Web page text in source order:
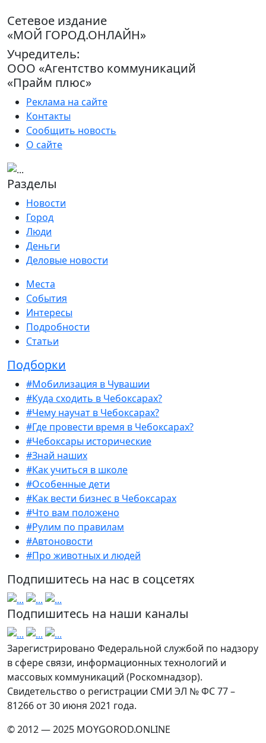
Сетевое издание
«МОЙ ГОРОД.ОНЛАЙН»
Учредитель:
ООО «Агентство коммуникаций
«Прайм плюс»
Реклама на сайте
Контакты
Сообщить новость
О сайте
Разделы
Новости
Город
Люди
Деньги
Деловые новости
Места
События
Интересы
Подробности
Статьи
Подборки
#Мобилизация в Чувашии
#Куда сходить в Чебоксарах?
#Чему научат в Чебоксарах?
#Где провести время в Чебоксарах?
#Чебоксары исторические
#Знай наших
#Как учиться в школе
#Особенные дети
#Как вести бизнес в Чебоксарах
#Что вам положено
#Рулим по правилам
#Автоновости
#Про животных и людей
Подпишитесь на нас в соцсетях
Подпишитесь на наши каналы
Зарегистрировано Федеральной службой по надзору
в сфере связи, информационных технологий и
массовых коммуникаций (Роскомнадзор).
Свидетельство о регистрации СМИ ЭЛ № ФС 77 –
81266 от 30 июня 2021 года.
© 2012 — 2025 MOYGOROD.ONLINE